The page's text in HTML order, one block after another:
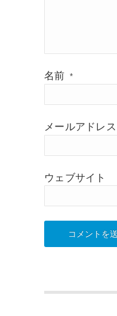
名前 *
メールアドレス
ウェブサイト